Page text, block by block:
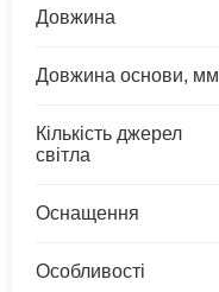
Довжина
Довжина основи, мм
Кількість джерел
світла
Оснащення
Особливості